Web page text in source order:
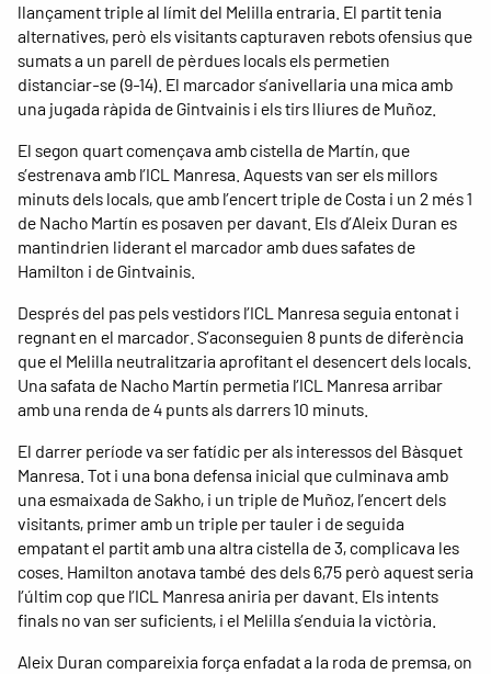
llançament triple al límit del Melilla entraria. El partit tenia
alternatives, però els visitants capturaven rebots ofensius que
sumats a un parell de pèrdues locals els permetien
distanciar-se (9-14). El marcador s’anivellaria una mica amb
una jugada ràpida de Gintvainis i els tirs lliures de Muñoz.
El segon quart començava amb cistella de Martín, que
s’estrenava amb l’ICL Manresa. Aquests van ser els millors
minuts dels locals, que amb l’encert triple de Costa i un 2 més 1
de Nacho Martín es posaven per davant. Els d’Aleix Duran es
mantindrien liderant el marcador amb dues safates de
Hamilton i de Gintvainis.
Després del pas pels vestidors l’ICL Manresa seguia entonat i
regnant en el marcador. S’aconseguien 8 punts de diferència
que el Melilla neutralitzaria aprofitant el desencert dels locals.
Una safata de Nacho Martín permetia l’ICL Manresa arribar
amb una renda de 4 punts als darrers 10 minuts.
El darrer període va ser fatídic per als interessos del Bàsquet
Manresa. Tot i una bona defensa inicial que culminava amb
una esmaixada de Sakho, i un triple de Muñoz, l’encert dels
visitants, primer amb un triple per tauler i de seguida
empatant el partit amb una altra cistella de 3, complicava les
coses. Hamilton anotava també des dels 6,75 però aquest seria
l’últim cop que l’ICL Manresa aniria per davant. Els intents
finals no van ser suficients, i el Melilla s’enduia la victòria.
Aleix Duran compareixia força enfadat a la roda de premsa, on